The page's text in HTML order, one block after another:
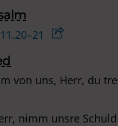
von uns, Herr, du
nimm unsre Schuld